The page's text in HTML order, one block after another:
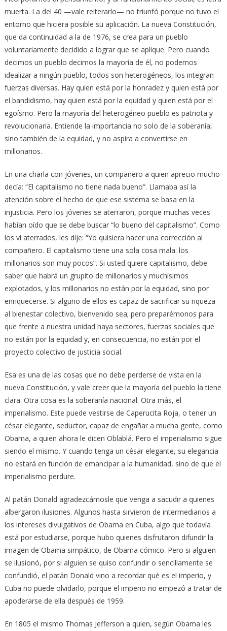
muerta. La del 40 —vale reiterarlo— no triunfó porque no tuvo el
entorno que hiciera posible su aplicación. La nueva Constitución,
que da continuidad a la de 1976, se crea para un pueblo
voluntariamente decidido a lograr que se aplique. Pero cuando
decimos un pueblo decimos la mayoría de él, no podemos
idealizar a ningún pueblo, todos son heterogéneos, los integran
fuerzas diversas. Hay quien está por la honradez y quien está por
el bandidismo, hay quien está por la equidad y quien está por el
egoísmo. Pero la mayoría del heterogéneo pueblo es patriota y
revolucionaria. Entiende la importancia no solo de la soberanía,
sino también de la equidad, y no aspira a convertirse en
millonarios.
En una charla con jóvenes, un compañero a quien aprecio mucho
decía: “El capitalismo no tiene nada bueno”. Llamaba así la
atención sobre el hecho de que ese sistema se basa en la
injusticia. Pero los jóvenes se aterraron, porque muchas veces
habían oído que se debe buscar “lo bueno del capitalismo”. Como
los vi aterrados, les dije: “Yo quisiera hacer una corrección al
compañero. El capitalismo tiene una sola cosa mala: los
millonarios son muy pocos”. Si usted quiere capitalismo, debe
saber que habrá un grupito de millonarios y muchísimos
explotados, y los millonarios no están por la equidad, sino por
enriquecerse. Si alguno de ellos es capaz de sacrificar su riqueza
al bienestar colectivo, bienvenido sea; pero preparémonos para
que frente a nuestra unidad haya sectores, fuerzas sociales que
no están por la equidad y, en consecuencia, no están por el
proyecto colectivo de justicia social.
Esa es una de las cosas que no debe perderse de vista en la
nueva Constitución, y vale creer que la mayoría del pueblo la tiene
clara. Otra cosa es la soberanía nacional. Otra más, el
imperialismo. Este puede vestirse de Caperucita Roja, o tener un
césar elegante, seductor, capaz de engañar a mucha gente, como
Obama, a quien ahora le dicen Oblablá. Pero el imperialismo sigue
siendo el mismo. Y cuando tenga un césar elegante, su elegancia
no estará en función de emancipar a la humanidad, sino de que el
imperialismo perdure.
Al patán Donald agradezcámosle que venga a sacudir a quienes
albergaron ilusiones. Algunos hasta sirvieron de intermediarios a
los intereses divulgativos de Obama en Cuba, algo que todavía
está por estudiarse, porque hubo quienes disfrutaron difundir la
imagen de Obama simpático, de Obama cómico. Pero si alguien
se ilusionó, por si alguien se quiso confundir o sencillamente se
confundió, el patán Donald vino a recordar qué es el imperio, y
Cuba no puede olvidarlo, porque el imperio no empezó a tratar de
apoderarse de ella después de 1959.
En 1805 el mismo Thomas Jefferson a quien, según Obama les